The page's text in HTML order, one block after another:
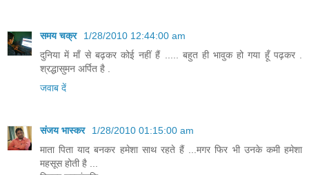
समय चक्र
1/28/2010 12:44:00 am
दुनिया में माँ से बढ़कर कोई नहीं हैं ..... बहुत ही भावुक हो गया हूँ पढ़कर .
श्रद्धासुमन अर्पित है .
जवाब दें
संजय भास्‍कर
1/28/2010 01:15:00 am
माता पिता याद बनकर हमेशा साथ रहते हैं ...मगर फिर भी उनके कमी हमेशा
महसूस होती है ...